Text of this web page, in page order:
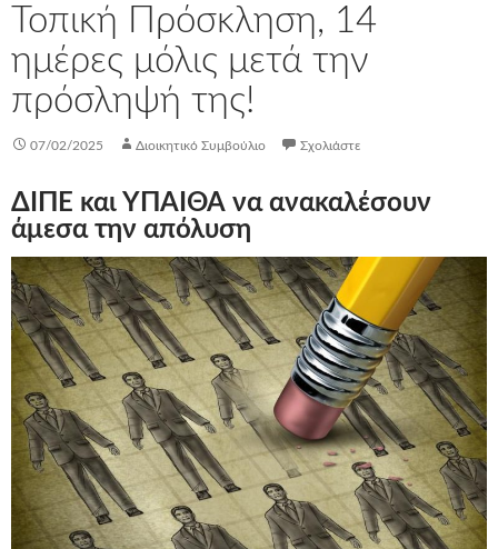
Τοπική Πρόσκληση, 14
ημέρες μόλις μετά την
πρόσληψή της!
07/02/2025 Διοικητικό Συμβούλιο Σχολιάστε
ΔΙΠΕ και ΥΠΑΙΘΑ να ανακαλέσουν
άμεσα την απόλυση